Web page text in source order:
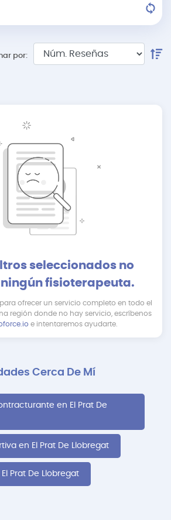
por:
seleccionados no
fisioterapeuta.
ofrecer un servicio completo en todo el
región donde no hay servicio, escríbenos
e intentaremos ayudarte.
Cerca De Mí
en El Prat De
en El Prat De Llobregat
Prat De Llobregat